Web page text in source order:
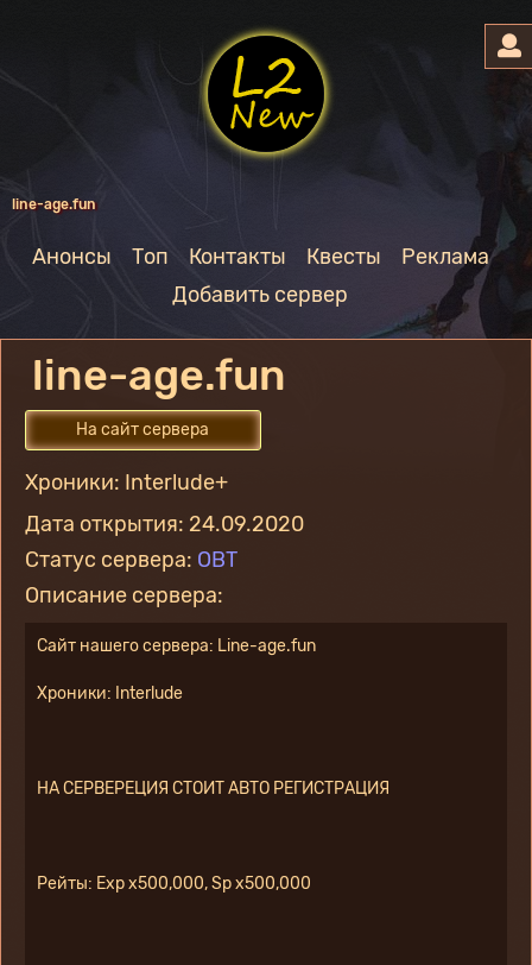
line-age.fun
Анонсы Топ Контакты Квесты
Реклама
Добавить сервер
line-age.fun
На сайт сервера
Хроники: Interlude+
Дата открытия: 24.09.2020
Статус сервера: OBT
Описание сервера:
Сайт нашего сервера: Line-age.fun
Хроники: Interlude
НА СЕРВЕРЕЦИЯ СТОИТ АВТО РЕГИСТРАЦИЯ
Рейты: Exp x500,000, Sp x500,000